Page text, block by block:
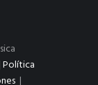
Política
|